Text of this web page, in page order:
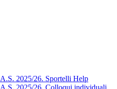
A.S. 2025/26. Sportelli Help